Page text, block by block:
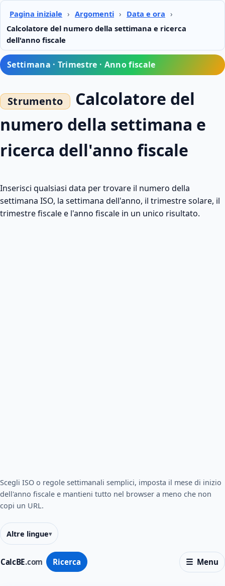
Pagina iniziale › Argomenti › Data e ora ›
Calcolatore del numero della settimana e ricerca
dell'anno fiscale
CalcBE.com Ricerca Menu
Settimana · Trimestre · Anno fiscale
Calcolatore del
numero della settimana e
ricerca dell'anno fiscale
Inserisci qualsiasi data per trovare il numero della
settimana ISO, la settimana dell'anno, il trimestre solare, il
trimestre fiscale e l'anno fiscale in un unico risultato.
Scegli ISO o regole settimanali semplici, imposta il mese di inizio
dell'anno fiscale e mantieni tutto nel browser a meno che non
copi un URL.
Altre lingue